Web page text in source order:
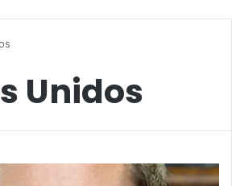
Unidos